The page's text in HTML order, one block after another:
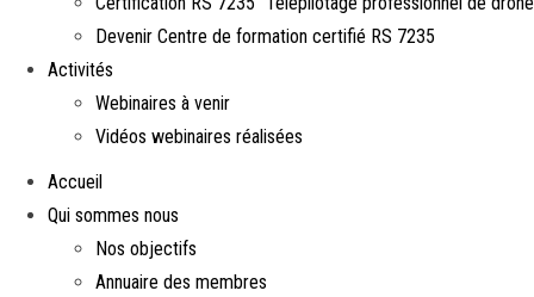
Devenir Centre de formation certifié RS 7235
Activités
Webinaires à venir
Vidéos webinaires réalisées
Accueil
Qui sommes nous
Nos objectifs
Annuaire des membres